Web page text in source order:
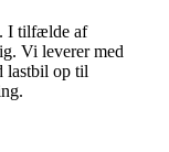
I tilfælde af
Vi leverer med
lastbil op til